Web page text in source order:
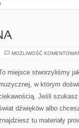
MOŻLIWOŚĆ
miejsce stworzyliśmy
w którym
Jeśli
dźwięków albo
tu materiały